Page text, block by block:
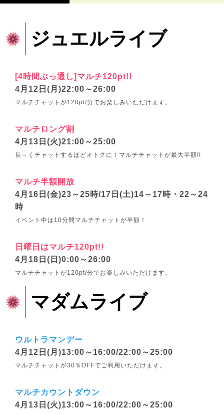
ジュエルライブ
[4時間ぶっ通し]マルチ120pt!!
4月12日(月)22:00～26:00
マルチチャットが120pt/分でお楽しみいただけます。
マルチロング割
4月13日(火)21:00～25:00
長～くチャットするほどオトクに！マルチチャットが最大半額!!
マルチ半額開放
4月16日(金)23～25時/17日(土)14～17時・22～24
時
イベント中は10分間マルチチャットが半額！
日曜日はマルチ120pt!!
4月18日(日)0:00～26:00
マルチチャットが120pt/分でお楽しみいただけます。
マダムライブ
ウルトラマンデー
4月12日(月)13:00～16:00/22:00～25:00
マルチチャットが30％OFFでご利用いただけます。
マルチカウントダウン
4月13日(火)13:00～16:00/22:00～25:00